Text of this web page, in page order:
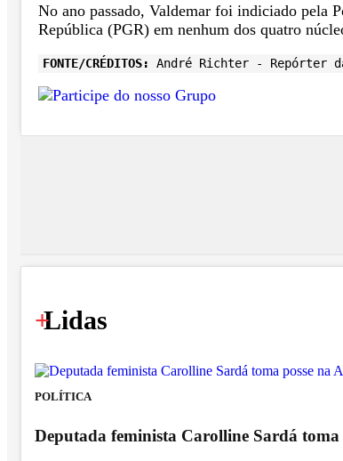
No ano passado, Valdemar foi indiciado pela
República (PGR) em nenhum dos quatro
FONTE/CRÉDITOS: André Richter - Repórter
+
Lidas
POLÍTICA
Deputada feminista Carolline Sardá toma